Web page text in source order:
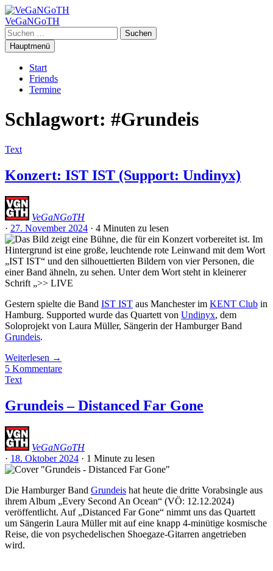
Zum
Inhalt
springen
VeGaNGoTH
Suchen
nach:
Hauptmenü
Start
Friends
Termine
Schlagwort: #Grundeis
Text
Konzert: IST IST (Support: Undinyx)
VeGaNGoTH
· 27. November 2024 · 4 Minuten zu lesen
Gestern spielte die Band IST IST aus Manchester im KENT Club in
Hamburg. Supported wurde das Quartett von Undinyx, dem
Soloprojekt von Laura Müller, Sängerin der Hamburger Band
Grundeis.
Weiterlesen →
5 Kommentare
Text
Grundeis – Distanced Far Gone
VeGaNGoTH
· 18. Oktober 2024 · 1 Minute zu lesen
Die Hamburger Band Grundeis hat heute die dritte Vorabsingle aus
ihrem Album „Every Second An Ocean“ (VÖ: 12.12.2024)
veröffentlicht. Auf „Distanced Far Gone“ nimmt uns das Quartett
um Sängerin Laura Müller mit auf eine knapp 4-minütige kosmische
Reise, die von psychedelischen Shoegaze-Gitarren angetrieben
wird.